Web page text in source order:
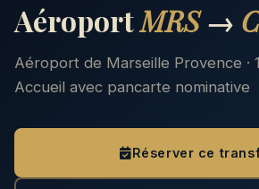
AéroportMRS→
Aéroport de Marseille Provence ·
Accueil avec pancarte nominative
Réserver ce